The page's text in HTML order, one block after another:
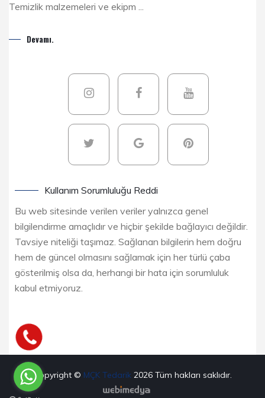
Temizlik malzemeleri ve ekipm ...
Devamı.
Kullanım Sorumluluğu Reddi
Bu web sitesinde verilen veriler yalnızca genel
bilgilendirme amaçlıdır ve hiçbir şekilde bağlayıcı değildir.
Tavsiye niteliği taşımaz. Sağlanan bilgilerin hem doğru
hem de güncel olmasını sağlamak için her türlü çaba
gösterilmiş olsa da, herhangi bir hata için sorumluluk
kabul etmiyoruz.
Copyright © MÇK Tedarik 2026 Tüm hakları saklıdır.